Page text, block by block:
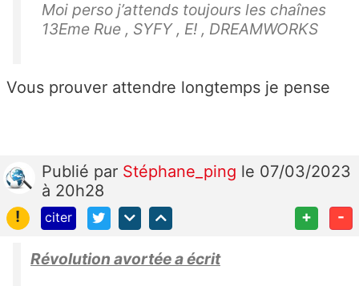
Moi perso j’attends toujours les chaînes
13Eme Rue , SYFY , E! , DREAMWORKS
Vous prouver attendre longtemps je pense
Publié par Stéphane_ping le 07/03/2023
à 20h28
!
citer + -
Révolution avortée a écrit